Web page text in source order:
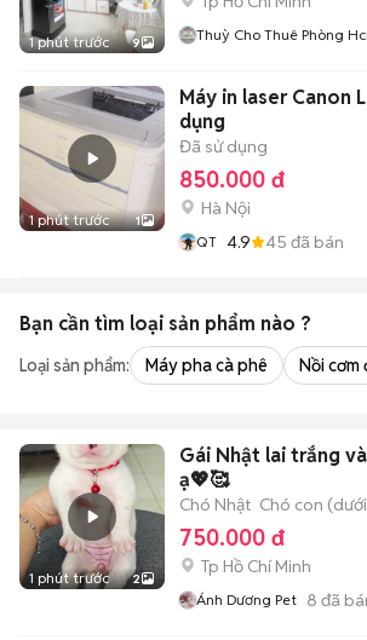
1 phút trước 9 Thuỳ Cho Thuê Phòng
1 phút trước 1
Máy in laser Canon
dụng
Đã sử dụng
850.000 đ
Hà Nội
QT 4.9 45 đã bán
Bạn cần tìm loại sản phẩm nào ?
Loại sản phẩm: Máy pha cà phê Nồi cơm
1 phút trước 2
Gái Nhật lai trắng
ạ💖🥰
Chó Nhật Chó con
750.000 đ
Tp Hồ Chí Minh
Ánh Dương Pet 8 đã